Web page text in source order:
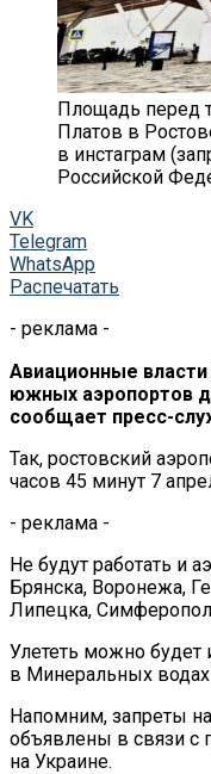
Площадь перед
Платов в
в инстаграм
Российской
VK
Telegram
WhatsApp
Распечатать
- реклама -
Авиационные
южных аэропортов
сообщает пресс-
Так, ростовский
часов 45 минут 7
- реклама -
Не будут работать и
Брянска, Воронежа,
Липецка,
Улететь можно будет
в Минеральных
Напомним, запреты на
объявлены в связи с
на Украине.